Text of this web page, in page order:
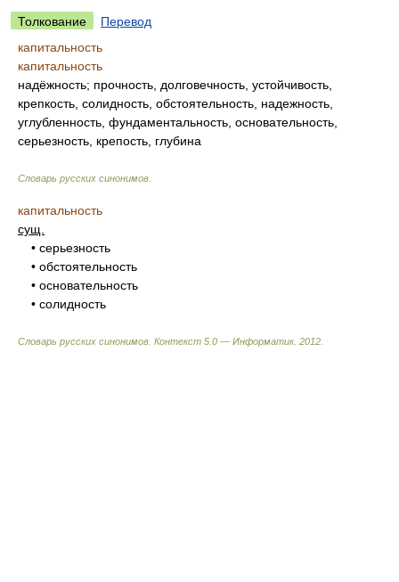
Толкование
Перевод
капитальность
капитальность
надёжность; прочность, долговечность, устойчивость,
крепкость, солидность, обстоятельность, надежность,
углубленность, фундаментальность, основательность,
серьезность, крепость, глубина
Словарь русских синонимов
капитальность
сущ.
• серьезность
• обстоятельность
• основательность
• солидность
Словарь русских синонимов. Контекст 5.0 — Информатик. 2012